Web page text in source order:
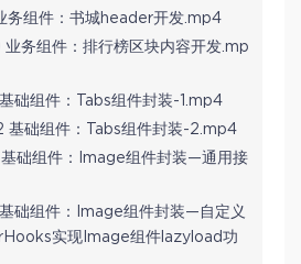
务组件：书城header开发.mp4
务组件：排行榜区块内容开发.mp
础组件：Tabs组件封装-1.mp4
基础组件：Tabs组件封装-2.mp4
础组件：Image组件封装—通用接
础组件：Image组件封装—自定义
实现Image组件lazyload功